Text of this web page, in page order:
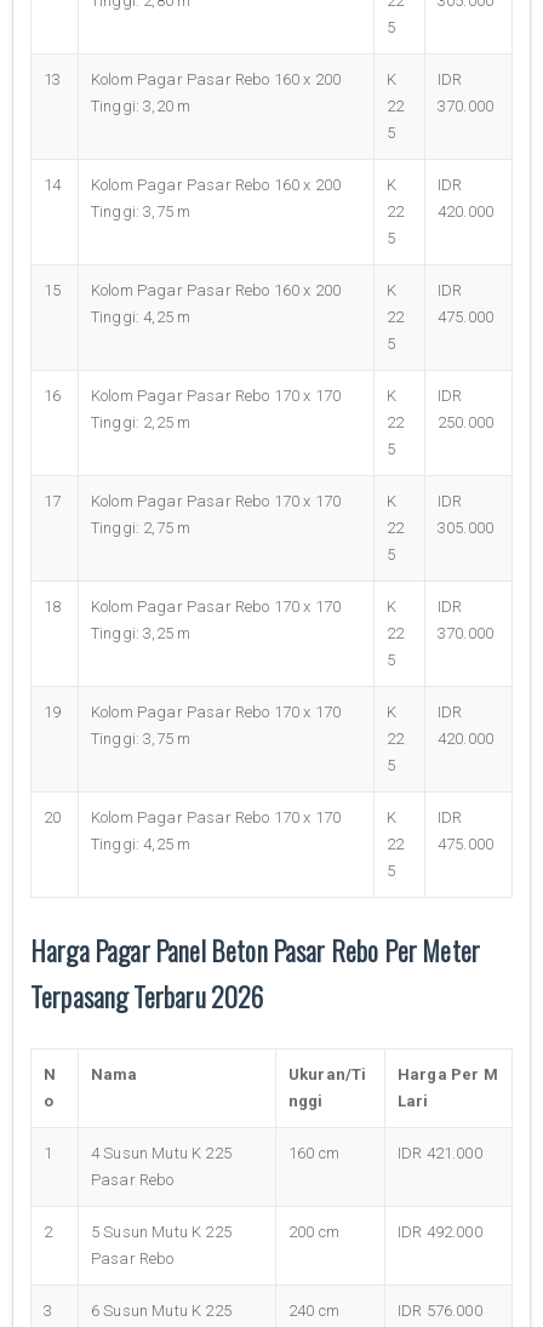
5
13
Kolom Pagar Pasar Rebo 160 x 200
Tinggi: 3,20 m
K
22
5
IDR
370.000
14
Kolom Pagar Pasar Rebo 160 x 200
Tinggi: 3,75 m
K
22
5
IDR
420.000
15
Kolom Pagar Pasar Rebo 160 x 200
Tinggi: 4,25 m
K
22
5
IDR
475.000
16
Kolom Pagar Pasar Rebo 170 x 170
Tinggi: 2,25 m
K
22
5
IDR
250.000
17
Kolom Pagar Pasar Rebo 170 x 170
Tinggi: 2,75 m
K
22
5
IDR
305.000
18
Kolom Pagar Pasar Rebo 170 x 170
Tinggi: 3,25 m
K
22
5
IDR
370.000
19
Kolom Pagar Pasar Rebo 170 x 170
Tinggi: 3,75 m
K
22
5
IDR
420.000
20
Kolom Pagar Pasar Rebo 170 x 170
Tinggi: 4,25 m
K
22
5
IDR
475.000
Harga Pagar Panel Beton Pasar Rebo Per Meter
Terpasang Terbaru 2026
N
o
Nama
Ukuran/Ti
nggi
Harga Per M
Lari
1
4 Susun Mutu K 225
Pasar Rebo
160 cm IDR 421.000
2
5 Susun Mutu K 225
Pasar Rebo
200 cm IDR 492.000
3
6 Susun Mutu K 225
240 cm IDR 576.000